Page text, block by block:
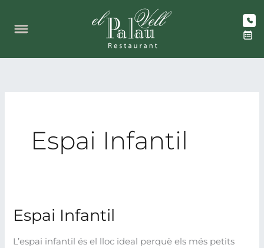
Espai Infantil
Espai Infantil
L’espai infantil és el lloc ideal perquè els més petits